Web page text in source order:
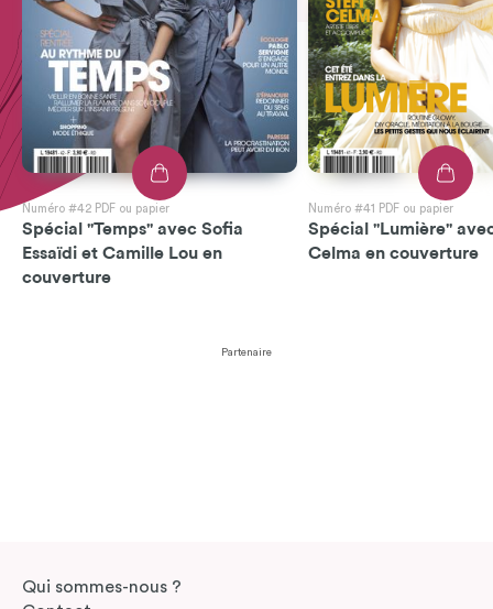
Numéro #42 PDF ou papier
Spécial "Temps" avec Sofia
Essaïdi et Camille Lou en
couverture
Numéro #41 PDF ou papier
Spécial "Lumière"
Celma en couverture
Partenaire
Qui sommes-nous ?